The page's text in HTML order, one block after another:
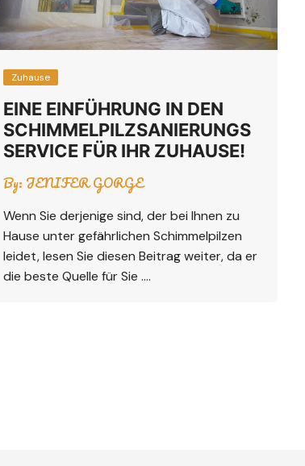
Zuhause
EINE EINFÜHRUNG IN DEN
SCHIMMELPILZSANIERUNGS
SERVICE FÜR IHR ZUHAUSE!
By: JENIFER GORGE
Wenn Sie derjenige sind, der bei Ihnen zu
Hause unter gefährlichen Schimmelpilzen
leidet, lesen Sie diesen Beitrag weiter, da er
die beste Quelle für Sie ….